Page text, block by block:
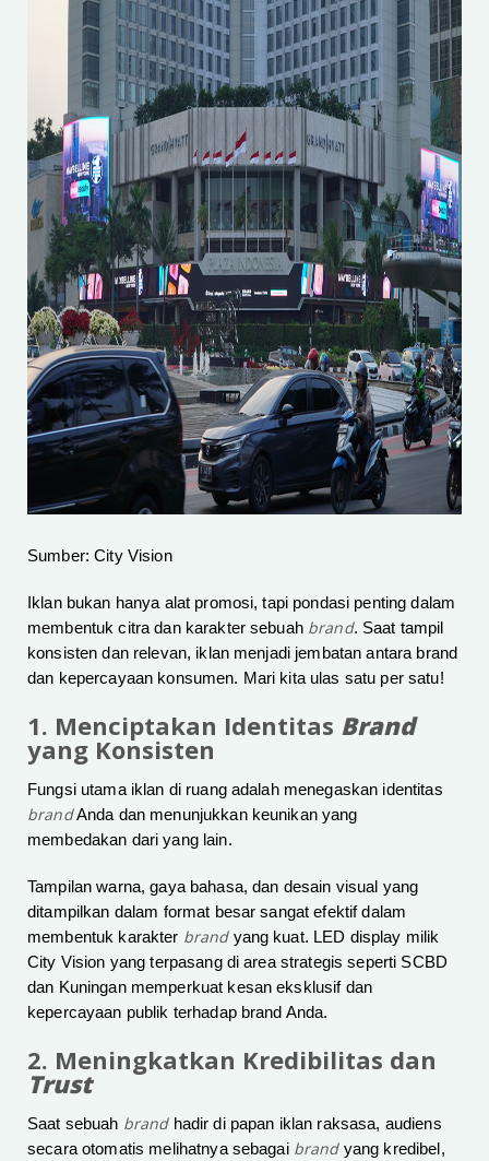
Sumber: City Vision
Iklan bukan hanya alat promosi, tapi pondasi penting dalam
membentuk citra dan karakter sebuahbrand. Saat tampil
konsisten dan relevan, iklan menjadi jembatan antara brand
dan kepercayaan konsumen. Mari kita ulas satu per satu!
1. Menciptakan Identitas Brand
yang Konsisten
Fungsi utama iklan di ruang adalah menegaskan identitas
brandAnda dan menunjukkan keunikan yang
membedakan dari yang lain.
Tampilan warna, gaya bahasa, dan desain visual yang
ditampilkan dalam format besar sangat efektif dalam
membentuk karakter brandyang kuat. LED display milik
City Vision yang terpasang di area strategis seperti SCBD
dan Kuningan memperkuat kesan eksklusif dan
kepercayaan publik terhadap brand Anda.
2. Meningkatkan Kredibilitas dan
Trust
Saat sebuah brandhadir di papan iklan raksasa, audiens
secara otomatis melihatnya sebagai brand yang kredibel,